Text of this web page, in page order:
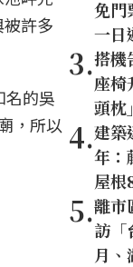
許多
名的吳
，所以
免門
一日
3.搭機
座
頭枕
4.建築
年：
屋根
5.離市
訪「
月